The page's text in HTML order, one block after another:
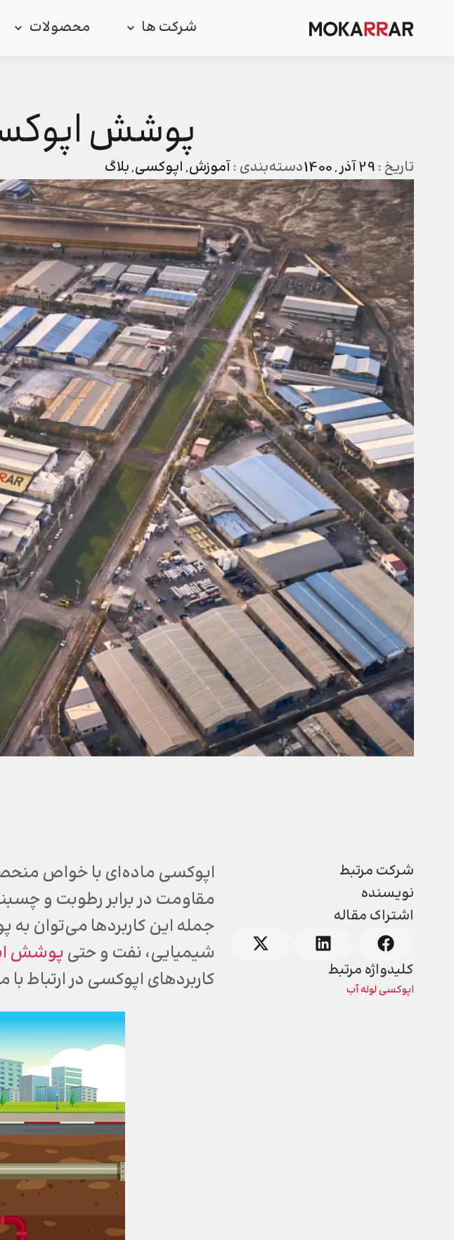
شرکت ها محصولات
پوشش
تاریخ :29 آذر , 1400 دسته‌بندی :آموزش,اپوکسی,بلاگ
شرکت مرتبط
نویسنده
اشتراک مقاله
کلیدواژه مرتبط
اپوکسی لوله آب
اپوکسی ماده‌ای با خواص
مقاومت در برابر رطوبت و
جمله این کاربردها می‌توان به
شیمیایی، نفت و حتی پوشش
کاربردهای اپوکسی در ارتباط